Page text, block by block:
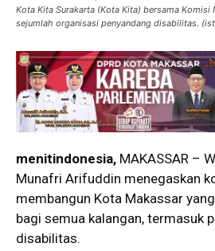
Kota Kita Surakarta (Kota Kita) bersama
sejumlah organisasi penyandang disabilitas.
menitindonesia, MAKASSAR –
Munafri Arifuddin menegaskan
membangun Kota Makassar
bagi semua kalangan, termasuk
disabilitas.